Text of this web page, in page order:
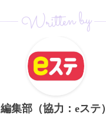
Written by
編集部（協力：eステ）